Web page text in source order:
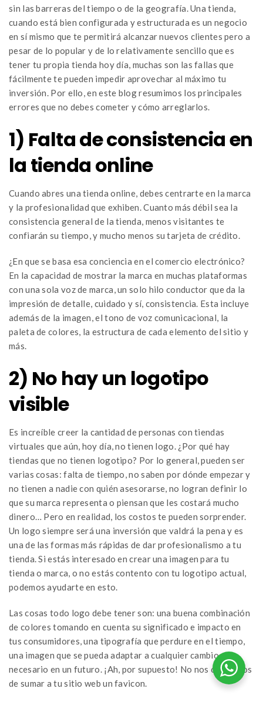
sin las barreras del tiempo o de la geografía. Una tienda,
cuando está bien configurada y estructurada es un negocio
en sí mismo que te permitirá alcanzar nuevos clientes pero a
pesar de lo popular y de lo relativamente sencillo que es
tener tu propia tienda hoy día, muchas son las fallas que
fácilmente te pueden impedir aprovechar al máximo tu
inversión. Por ello, en este blog resumimos los principales
errores que no debes cometer y cómo arreglarlos.
1) Falta de consistencia en
la tienda online
Cuando abres una tienda online, debes centrarte en la marca
y la profesionalidad que exhiben. Cuanto más débil sea la
consistencia general de la tienda, menos visitantes te
confiarán su tiempo, y mucho menos su tarjeta de crédito.
¿En que se basa esa conciencia en el comercio electrónico?
En la capacidad de mostrar la marca en muchas plataformas
con una sola voz de marca, un solo hilo conductor que da la
impresión de detalle, cuidado y sí, consistencia. Esta incluye
además de la imagen, el tono de voz comunicacional, la
paleta de colores, la estructura de cada elemento del sitio y
más.
2) No hay un logotipo
visible
Es increíble creer la cantidad de personas con tiendas
virtuales que aún, hoy día, no tienen logo. ¿Por qué hay
tiendas que no tienen logotipo? Por lo general, pueden ser
varias cosas: falta de tiempo, no saben por dónde empezar y
no tienen a nadie con quién asesorarse, no logran definir lo
que su marca representa o piensan que les costará mucho
dinero… Pero en realidad, los costos te pueden sorprender.
Un logo siempre será una inversión que valdrá la pena y es
una de las formas más rápidas de dar profesionalismo a tu
tienda. Si estás interesado en crear una imagen para tu
tienda o marca, o no estás contento con tu logotipo actual,
podemos ayudarte en esto.
Las cosas todo logo debe tener son: una buena combinación
de colores tomando en cuenta su significado e impacto en
tus consumidores, una tipografía que perdure en el tiempo,
una imagen que se pueda adaptar a cualquier cambio
necesario en un futuro. ¡Ah, por supuesto! No nos olvidemos
de sumar a tu sitio web un favicon.